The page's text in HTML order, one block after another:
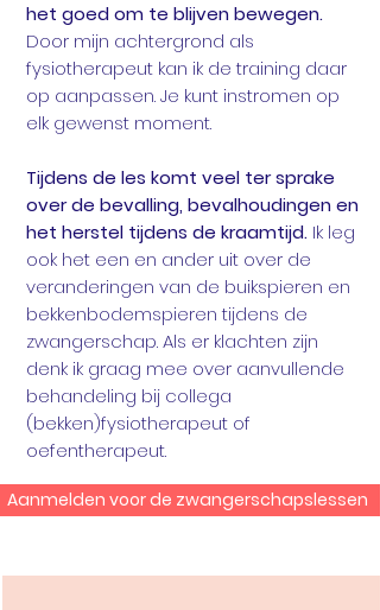
het goed om te blijven bewegen.
Door mijn achtergrond als
fysiotherapeut kan ik de training daar
op aanpassen. Je kunt instromen op
elk gewenst moment.
Tijdens de les komt veel ter sprake
over de bevalling, bevalhoudingen en
het herstel tijdens de kraamtijd. Ik leg
ook het een en ander uit over de
veranderingen van de buikspieren en
bekkenbodemspieren tijdens de
zwangerschap. Als er klachten zijn
denk ik graag mee over aanvullende
behandeling bij collega
(bekken)fysiotherapeut of
oefentherapeut.
Aanmelden voor de zwangerschapslessen